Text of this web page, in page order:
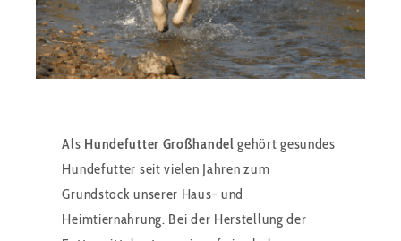
Als Hundefutter Großhandel gehört gesundes
Hundefutter seit vielen Jahren zum
Grundstock unserer Haus- und
Heimtiernahrung. Bei der Herstellung der